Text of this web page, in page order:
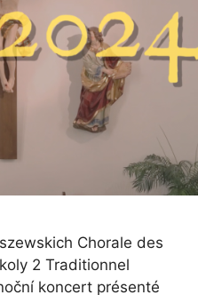
Chorale des
2 Traditionnel
koncert présenté